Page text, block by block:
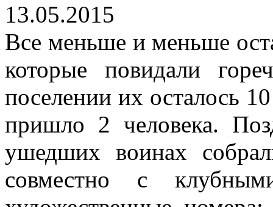
13.05.2015
Все меньше и меньше
которые повидали
поселении их осталось
пришло 2 человека.
ушедших воинах
совместно с